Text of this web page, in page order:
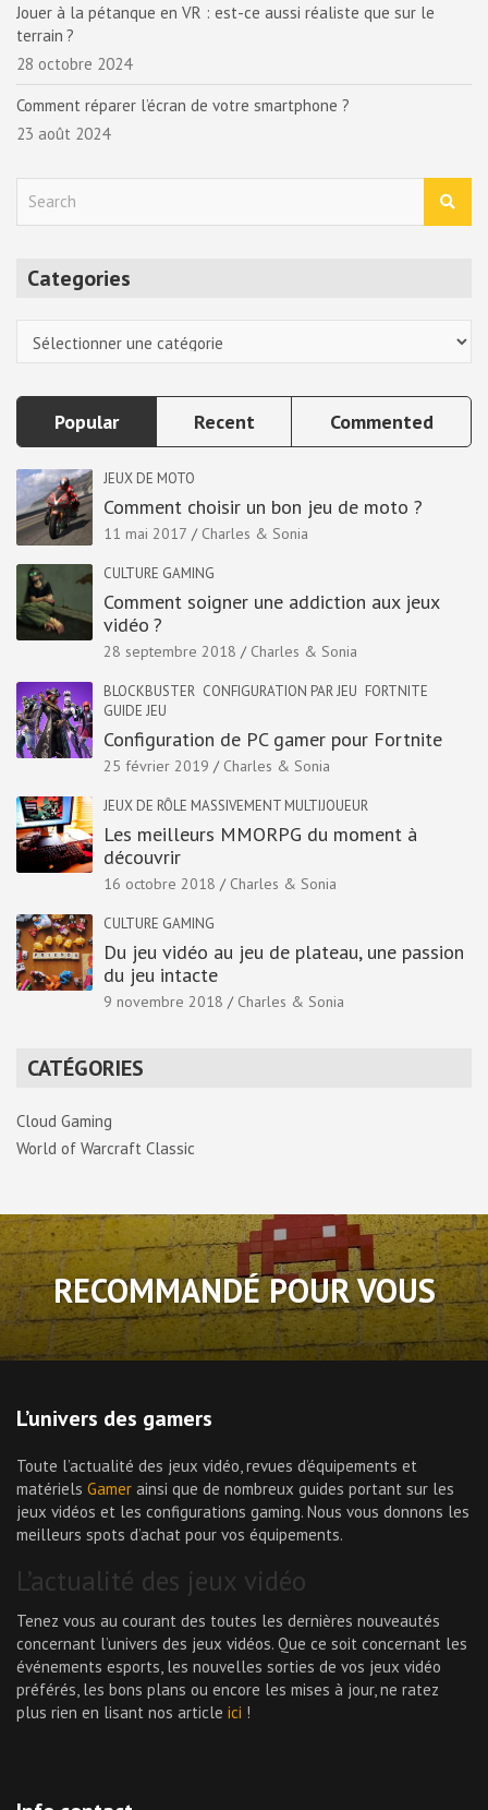
Jouer à la pétanque en VR : est-ce aussi réaliste que sur le
terrain ?
28 octobre 2024
Comment réparer l’écran de votre smartphone ?
23 août 2024
Categories
Popular Recent Commented
JEUX DE MOTO
Comment choisir un bon jeu de moto ?
11 mai 2017 Charles & Sonia
CULTURE GAMING
Comment soigner une addiction aux jeux
vidéo ?
28 septembre 2018 Charles & Sonia
BLOCKBUSTER CONFIGURATION PAR JEU FORTNITE
GUIDE JEU
Configuration de PC gamer pour Fortnite
25 février 2019 Charles & Sonia
JEUX DE RÔLE MASSIVEMENT MULTIJOUEUR
Les meilleurs MMORPG du moment à
découvrir
16 octobre 2018 Charles & Sonia
CULTURE GAMING
Du jeu vidéo au jeu de plateau, une passion
du jeu intacte
9 novembre 2018 Charles & Sonia
CATÉGORIES
Cloud Gaming
World of Warcraft Classic
RECOMMANDÉ POUR VOUS
L’univers des gamers
Toute l’actualité des jeux vidéo, revues d’équipements et
matériels Gamer ainsi que de nombreux guides portant sur les
jeux vidéos et les configurations gaming. Nous vous donnons les
meilleurs spots d’achat pour vos équipements.
L’actualité des jeux vidéo
Tenez vous au courant des toutes les dernières nouveautés
concernant l’univers des jeux vidéos. Que ce soit concernant les
événements esports, les nouvelles sorties de vos jeux vidéo
préférés, les bons plans ou encore les mises à jour, ne ratez
plus rien en lisant nos article ici !